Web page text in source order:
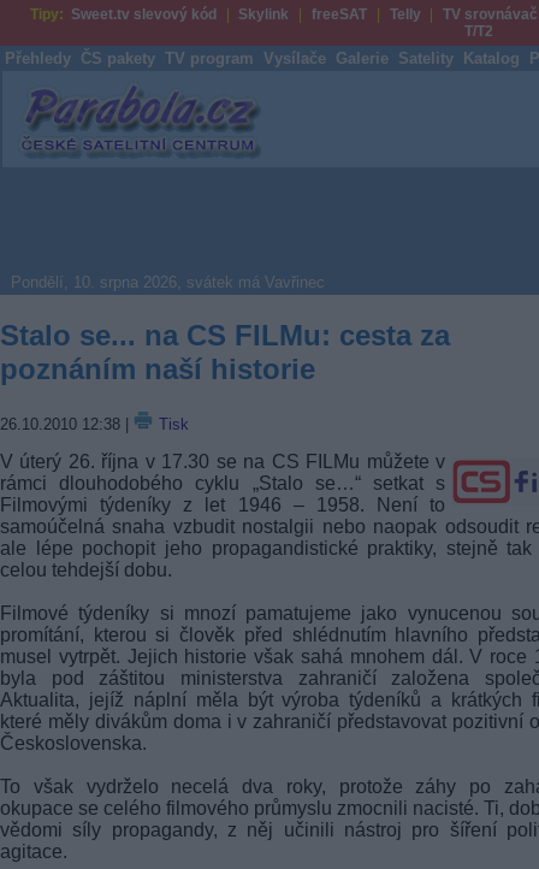
Tipy: Sweet.tv slevový kód Skylink freeSAT Telly
TV srovnávač
T/T2
Přehledy ČS pakety TV program Vysílače Galerie Satelity Katalog
Parabola.cz
Pondělí, 10. srpna 2026, svátek má Vavřinec
Stalo se... na CS FILMu: cesta za
poznáním naší historie
26.10.2010 12:38 Tisk
V úterý 26. října v 17.30 se na CS FILMu můžete v
rámci dlouhodobého cyklu „Stalo se…“ setkat s
Filmovými týdeníky z let 1946 – 1958. Není to
samoúčelná snaha vzbudit nostalgii nebo naopak odsoudit
ale lépe pochopit jeho propagandistické praktiky, stejně tak
celou tehdejší dobu.
Filmové týdeníky si mnozí pamatujeme jako vynucenou
promítání, kterou si člověk před shlédnutím hlavního
musel vytrpět. Jejich historie však sahá mnohem dál. V roce
byla pod záštitou ministerstva zahraničí založena
Aktualita, jejíž náplní měla být výroba týdeníků a krátkých
které měly divákům doma i v zahraničí představovat pozitivní
Československa.
To však vydrželo necelá dva roky, protože záhy po
okupace se celého filmového průmyslu zmocnili nacisté. Ti,
vědomi síly propagandy, z něj učinili nástroj pro šíření
agitace.